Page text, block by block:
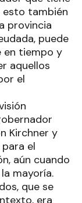
esto también
provincia
puede
en tiempo y
aquellos
el
Kirchner y
el
aún cuando
mayoría.
que se